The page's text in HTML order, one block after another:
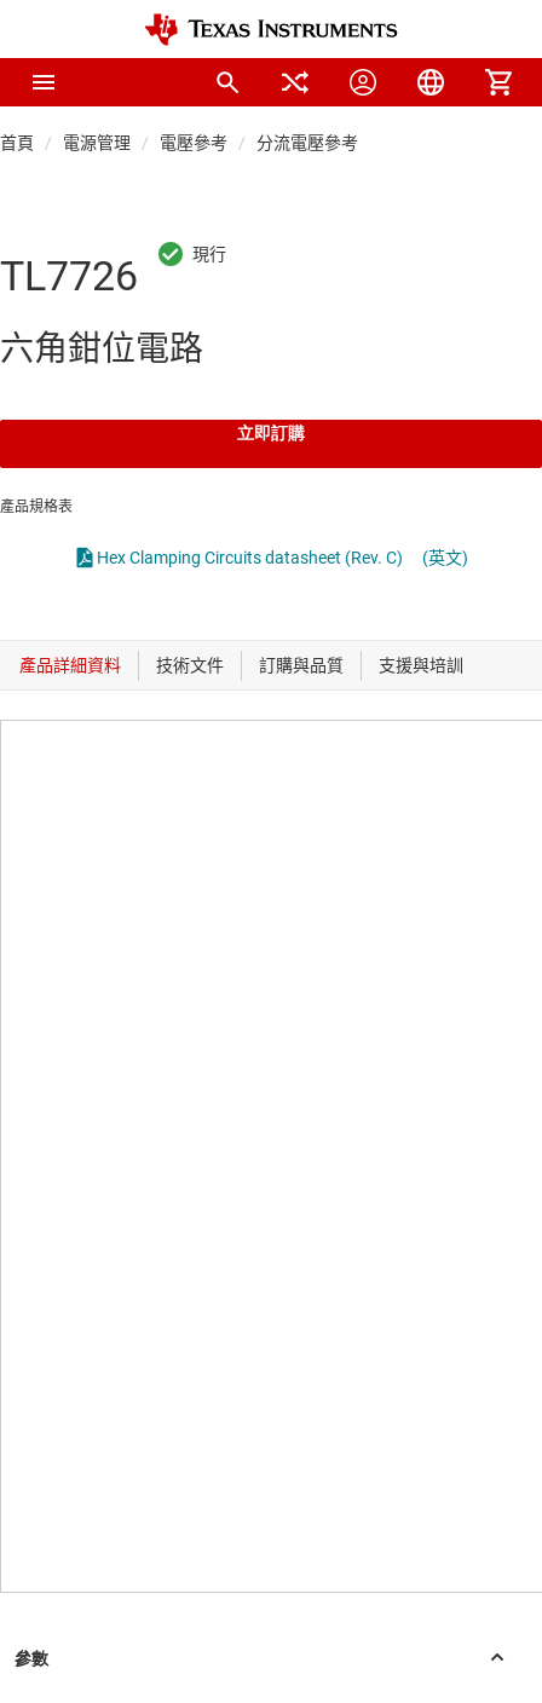
首頁 電源管理 電壓參考 分流電壓參考
TL7726
六角鉗位電路
立即訂購
產品規格表
Hex Clamping Circuits datasheet (Rev. C) (英文)